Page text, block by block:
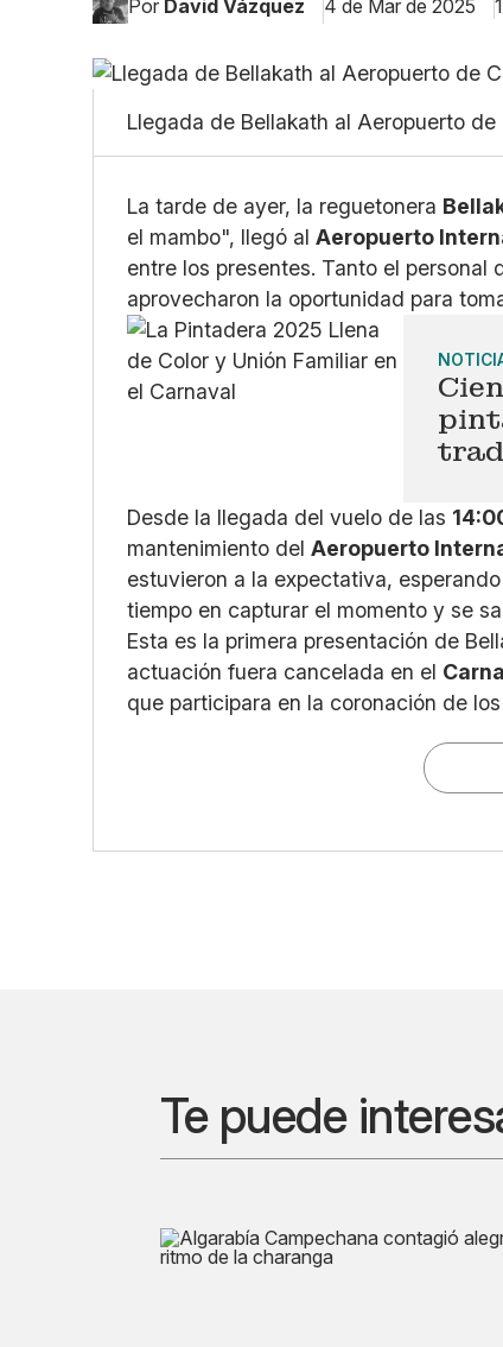
Por David Vázquez 4 de Mar de 2025
Llegada de Bellakath al Aeropuerto
La tarde de ayer, la reguetonera
el mambo", llegó alAeropuerto
entre los presentes. Tanto el personal
aprovecharon la oportunidad para
Desde la llegada del vuelo de las
mantenimiento delAeropuerto
estuvieron a la expectativa,
tiempo en capturar el momento y se
Esta es la primera presentación de
actuación fuera cancelada en el
que participara en la coronación de
Te puede